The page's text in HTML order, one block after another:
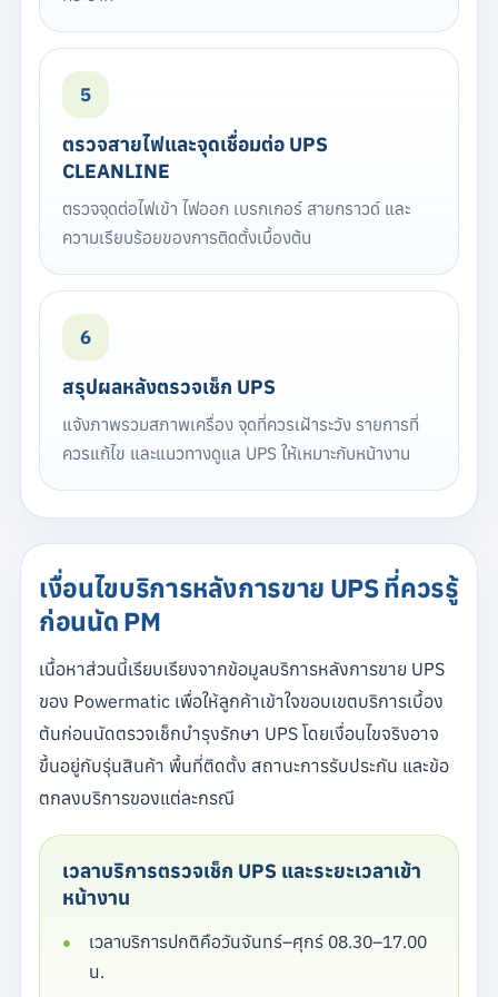
5
ตรวจสายไฟและจุดเชื่อมต่อ UPS
CLEANLINE
ตรวจจุดต่อไฟเข้า ไฟออก เบรกเกอร์ สายกราวด์ และ
ความเรียบร้อยของการติดตั้งเบื้องต้น
6
สรุปผลหลังตรวจเช็ก UPS
แจ้งภาพรวมสภาพเครื่อง จุดที่ควรเฝ้าระวัง รายการที่
ควรแก้ไข และแนวทางดูแล UPS ให้เหมาะกับหน้างาน
เงื่อนไขบริการหลังการขาย UPS ที่ควรรู้
ก่อนนัด PM
เนื้อหาส่วนนี้เรียบเรียงจากข้อมูลบริการหลังการขาย UPS
ของ Powermatic เพื่อให้ลูกค้าเข้าใจขอบเขตบริการเบื้อง
ต้นก่อนนัดตรวจเช็กบำรุงรักษา UPS โดยเงื่อนไขจริงอาจ
ขึ้นอยู่กับรุ่นสินค้า พื้นที่ติดตั้ง สถานะการรับประกัน และข้อ
ตกลงบริการของแต่ละกรณี
เวลาบริการตรวจเช็ก UPS และระยะเวลาเข้า
หน้างาน
เวลาบริการปกติคือวันจันทร์–ศุกร์ 08.30–17.00
น.